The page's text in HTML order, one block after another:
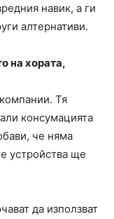
навик, а ги
алтернативи.
на хората,
Тя
консумацията
че няма
устройства ще
да използват